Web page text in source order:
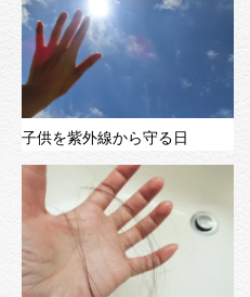
子供を紫外線から守る日